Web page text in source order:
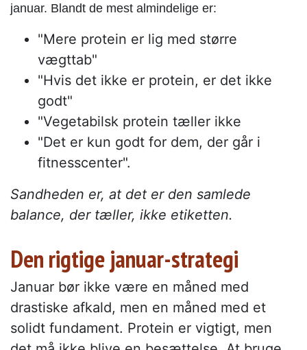
januar. Blandt de mest almindelige er:
"Mere protein er lig med større
vægttab"
"Hvis det ikke er protein, er det ikke
godt"
"Vegetabilsk protein tæller ikke
"Det er kun godt for dem, der går i
fitnesscenter".
Sandheden er, at det er den samlede
balance, der tæller, ikke etiketten.
Den rigtige januar-strategi
Januar bør ikke være en måned med
drastiske afkald, men en måned med et
solidt fundament. Protein er vigtigt, men